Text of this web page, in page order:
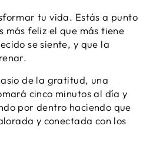
tu vida. Estás a punto
más feliz el que más tiene
se siente, y que la
de la gratitud, una
cinco minutos al día y
por dentro haciendo que
y conectada con los